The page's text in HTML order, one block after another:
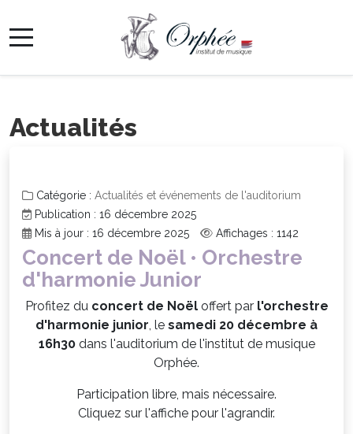
Actualités
Catégorie : Actualités et événements de l'auditorium
Publication : 16 décembre 2025
Mis à jour : 16 décembre 2025
Affichages : 1142
Concert de Noël • Orchestre
d'harmonie Junior
Profitez du concert de Noëloffert par l'orchestre
d'harmonie junior, le samedi 20 décembre à
16h30dans l'auditorium de l'institut de musique
Orphée.
Participation libre, mais nécessaire.
Cliquez sur l'affiche pour l'agrandir.